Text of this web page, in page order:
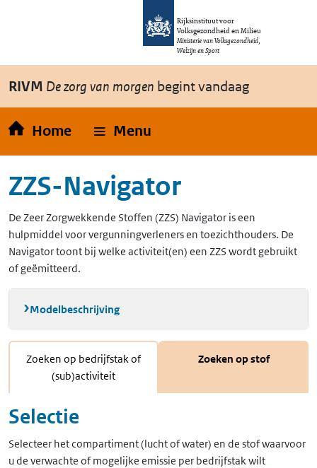
Overslaan en naar de inhoud gaan
Rijksinstituut voor
Volksgezondheid en Milieu
Ministerie van Volksgezondheid,
Welzijn en Sport
RIVM De zorg van morgen begint vandaag
Home Menu
ZZS-Navigator
De Zeer Zorgwekkende Stoffen (ZZS) Navigator is een
hulpmiddel voor vergunningverleners en toezichthouders. De
Navigator toont bij welke activiteit(en) een ZZS wordt gebruikt
of geëmitteerd.
Modelbeschrijving
Zoeken op bedrijfstak of
(sub)activiteit
Zoeken op stof
Selectie
Selecteer het compartiment (lucht of water) en de stof waarvoor
u de verwachte of mogelijke emissie per bedrijfstak wilt